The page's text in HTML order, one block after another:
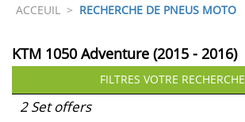
ACCEUIL > RECHERCHE DE PNEUS MOTO
KTM 1050 Adventure (2015 - 2016)
FILTRES VOTRE RECHERCHE
2 Set offers